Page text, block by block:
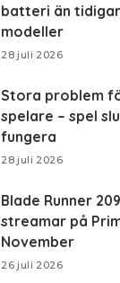
batteri än
modeller
28 juli 2026
Stora problem
spelare – spel
fungera
28 juli 2026
Blade Runner
streamar på
November
26 juli 2026